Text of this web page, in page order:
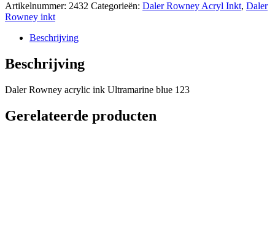
Ultramarine
blue
Artikelnummer: 2432 Categorieën: Daler Rowney Acryl Inkt, Daler
Rowney inkt
Beschrijving
Beschrijving
Daler Rowney acrylic ink Ultramarine blue 123
Gerelateerde producten